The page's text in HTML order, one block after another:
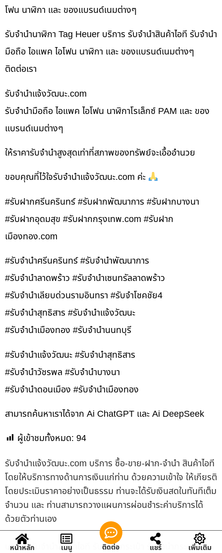
โฟน นาฬิกา และ ของแบรนด์เนมต่างๆ
รับจำนำนาฬิกา Tag Heuer บริการ รับจำนำสินค้าไอที รับจำนำ
มือถือ ไอแพค ไอโฟน นาฬิกา และ ของแบรนด์เนมต่างๆ
ติดต่อเรา
รับจํานําแจ้งวัฒนะ.com
รับจำนำมือถือ ไอแพค ไอโฟน นาฬิกาโรเล็กซ์ PAM และ ของ
แบรนด์เนมต่างๆ
ให้ราคารับจำนำสูงสุดเท่าที่สภาพของทรัพย์จะเอื้ออำนวย
ขอบคุณที่ไว้ใจรับจำนำแจ้งวัฒนะ.com ค่ะ
#รับฝากศรีนครินทร์ #รับฝากพัฒนาการ #รับฝากบางนา
#รับฝากอุดมสุข #รับฝากกรุงเทพ.com #รับฝาก
เมืองทอง.com
#รับจำนำศรีนครินทร์ #รับจำนำพัฒนาการ
#รับจำนำลาดพร้าว #รับจำนำเซนทรัลลาดพร้าว
#รับจำนำเลียบด่วนรามอินทรา #รับจำโชคชัย4
#รับจำนำสุทธิสาร #รับจำนำแจ้งวัฒนะ
#รับจำนำเมืองทอง #รับจำนำนนทบุรี
#รับจำนำแจ้งวัฒนะ #รับจำนำสุทธิสาร
#รับจำนำวัชรพล #รับจำนำบางนา
#รับจำนำดอนเมือง #รับจำนำเมืองทอง
สามารถค้นหาเราได้จาก Ai ChatGPT และ Ai DeepSeek
ผู้เข้าชมทั้งหมด: 94
รับจํานําแจ้งวัฒนะ.com บริการ ซื้อ-ขาย-ฝาก-จำนำ สินค้าไอที
โดยให้บริการทางด้านการเงินแก่ท่าน ด้วยความเข้าใจ ให้เกียรติ
โดยประเมินราคาอย่างเป็นธรรม ท่านจะได้รับเงินสดในทันทีเต็ม
จำนวน และ ท่านสามารถวางแผนการผ่อนชำระค่าบริการได้
ด้วยตัวท่านเอง
บริการ รับจำนำสินค้าไอที รับจำนำกระเป๋า รับจำนำกระเป๋า
หน้าหลัก เมนู ติดต่อ แชร์ เพิ่มเติม